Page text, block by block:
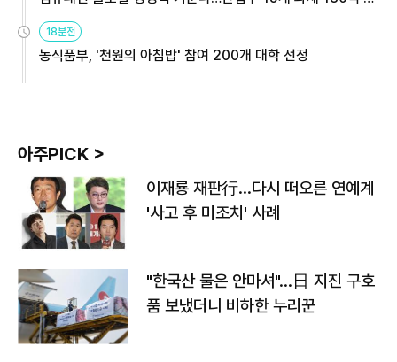
원
18분전
농식품부, '천원의 아침밥' 참여 200개 대학 선정
아주PICK >
이재룡 재판行…다시 떠오른 연예계
'사고 후 미조치' 사례
"한국산 물은 안마셔"…日 지진 구호
품 보냈더니 비하한 누리꾼